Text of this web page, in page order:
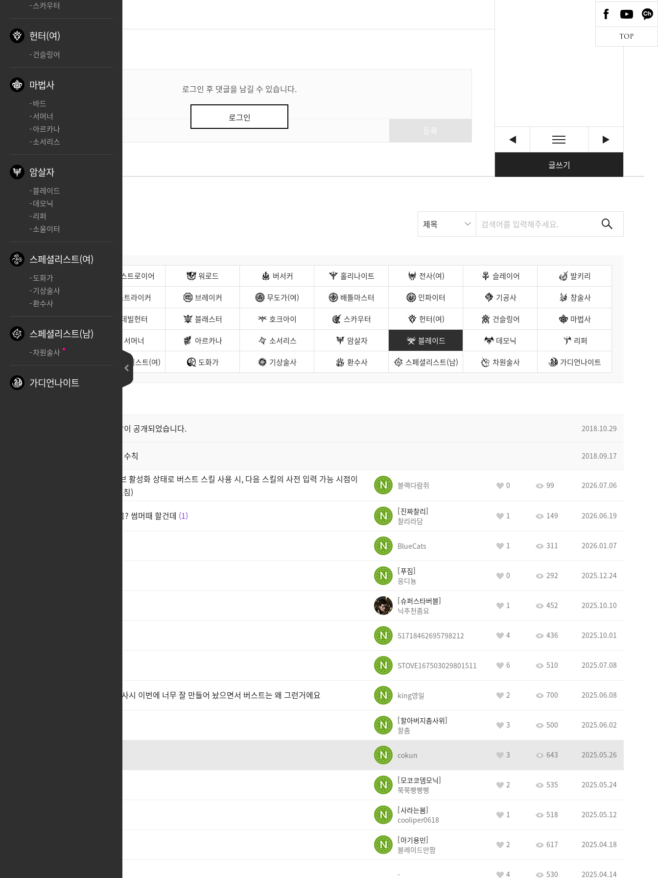
글쓰기
댓글0
로그인 후 댓글을 남길 수 있습니다.
로그인
댓
글
/ 200
스
트
색
제목
스카우터
헌터(여)
건슬링어
마법사
바드
서머너
아르카나
소서리스
암살자
블레이드
데모닉
리퍼
소울이터
스페셜리스트(여)
도화가
기상술사
환수사
스페셜리스트(남)
차원술사
가디언나이트
전사(남) 디스트로이어 워로드 버서커 홀리나이트 전사(여) 슬레이어
발키리
무도가(남)
스트라이커 브레이커 무도가(여) 배틀마스터 인파이터 기공사
창술사
데빌헌터 블래스터 호크아이 스카우터 헌터(여) 건슬링어
마법사
바드
서머너 아르카나 소서리스 암살자 블레이드 데모닉
리퍼
스페셜리스트(여) 도화가 기상술사 환수사 스페셜리스트(남) 차원술사 가디언나이트
클래스 스킬 영상이 공개되었습니다. 2018.10.29
직업게시판 이용 수칙 2018.09.17
블레이드 '극한의 몸놀림' 패시브 활성화 상태로 버스트 스킬 사용 시, 다음 스킬의 사전 입력 가능 시점이
지연되는 현상이 있습니다(안고침)
블랙다람쥐 0 99 2026.07.06
님들 암살자 직업 남캐 할수있음? 썸머때 할건데 1
진짜찰리
찰리라담
1 149 2026.06.19
BlueCats 1 311 2026.01.07
푸짐
응디뇽
0 292 2025.12.24
슈퍼스타버블
닉추천좀요
1 452 2025.10.10
S1718462695798212 4 436 2025.10.01
STOVE167503029801511 6 510 2025.07.08
버스트 제발 사람만들어주길... 사시 이번에 너무 잘 만들어 놨으면서 버스트는 왜 그런거에요 king영일 2 700 2025.06.08
할아버지춤사위
할춤
3 500 2025.06.02
cokun 3 643 2025.05.26
모코코뎀모닉
쭉쭉빵빵삥
2 535 2025.05.24
사라는봄
cooliper0618
1 518 2025.05.12
아기용민
블레이드만팜
2 617 2025.04.18
- 4 530 2025.04.14
TOP